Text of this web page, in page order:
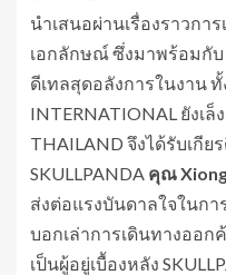
นำเสนอผ่านเรื่องราวกา
เอกลักษณ์ ซึ่งมาพร้อมกับ
ดีเทลสุดอลังการในงาน ทั้
INTERNATIONAL ยังเ
THAILAND จึงได้รับเกี
SKULLPANDA คุณ
ส่งต่อแรงบันดาลใจในก
บอกเล่าการเดินทางออ
เป็นผู้อยู่เบื้องหลัง